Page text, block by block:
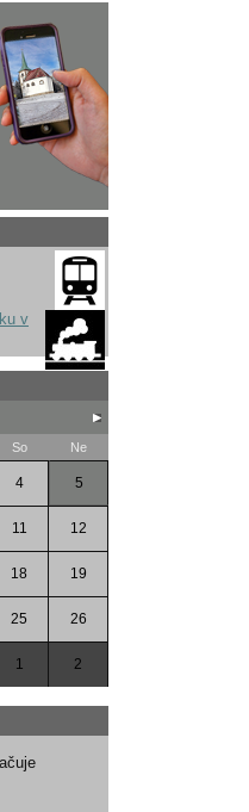
v
So Ne
4 5
11 12
18 19
25 26
1 2